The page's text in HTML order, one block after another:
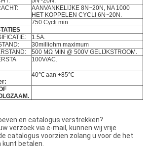
AANVANKELIJKE 8N~20N, NA 1000
HET KOPPELEN CYCLI 6N~20N.
750 Cycli min.
1.5A.
30milliohm maximum
500 MΩ MIN @ 500V GELIJKSTROOM.
100V/AC.
40℃ aan +85℃
en catalogus verstrekken?
verzoek via e-mail, kunnen wij vrije
catalogus voorzien zolang u voor de het
kunt betalen.